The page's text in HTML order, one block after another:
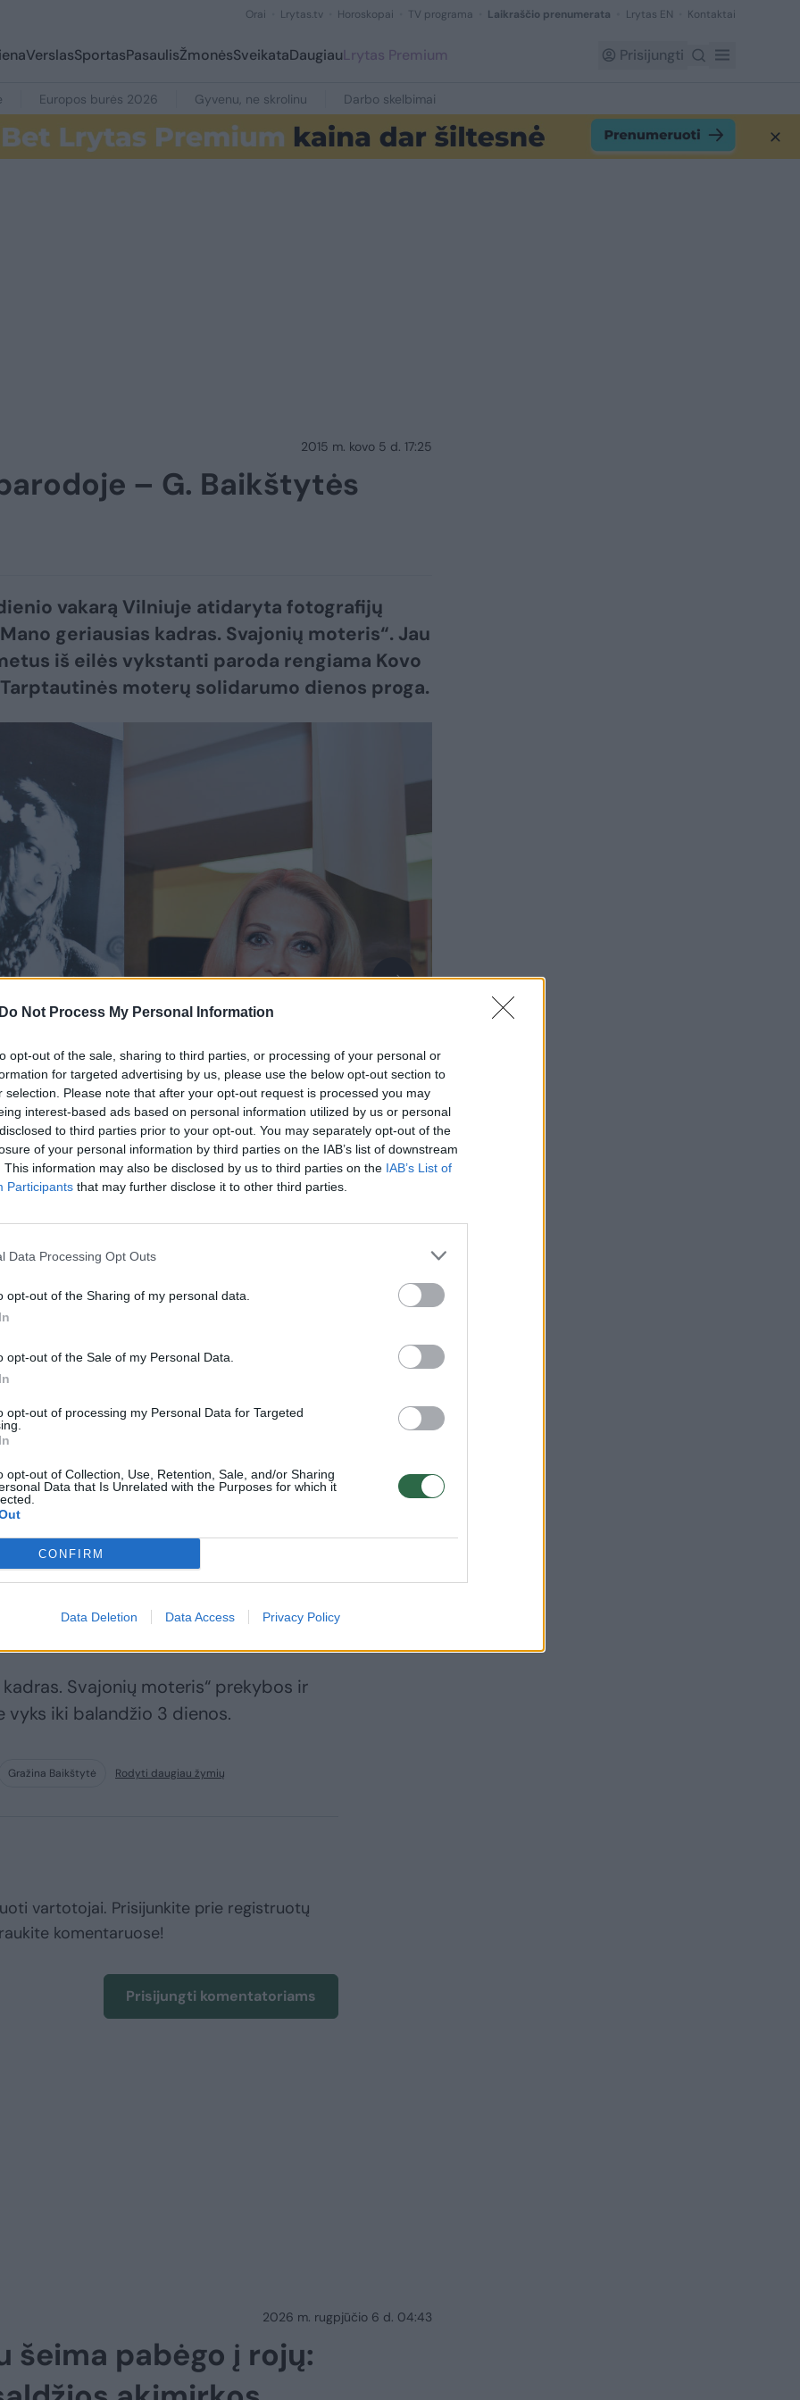
Do Not Process My Personal Information
opt-out of the sale, sharing to third parties, or processing of your personal or
for targeted advertising by us, please use the below opt-out section to
selection. Please note that after your opt-out request is processed you may
interest-based ads based on personal information utilized by us or personal
to third parties prior to your opt-out. You may separately opt-out of the
of your personal information by third parties on the IAB’s list of downstream
This information may also be disclosed by us to third parties on the IAB’s List of
Participants that may further disclose it to other third parties.
Data Processing Opt Outs
opt-out of the Sharing of my personal data.
opt-out of the Sale of my Personal Data.
opt-out of processing my Personal Data for Targeted
opt-out of Collection, Use, Retention, Sale, and/or Sharing
Data that Is Unrelated with the Purposes for which it
CONFIRM
Data Deletion Data Access Privacy Policy
Orai Lrytas.tv Horoskopai TV programa Laikraščio prenumerata Lrytas EN Kontaktai
VerslasSportasPasaulisŽmonėsSveikataDaugiauLrytas Premium Prisijungti
Europos burės 2026 Gyvenu, ne skrolinu Darbo skelbimai
2015 m. kovo 5 d. 17:25
– G. Baikštytės
vakarą Vilniuje atidaryta fotografijų
geriausias kadras. Svajonių moteris“. Jau
iš eilės vykstanti paroda rengiama Kovo
moterų solidarumo dienos proga.
Daugiau nuotraukų (1)
trisdešimt garsių meno, verslo,
– Arūnas Valinskas, Rolandas
Vytautas Rumšas, Gytis
Mikutėnas, Marius Jonutis,
Giedrius Masalskis ir kiti.
Mikutėno mūza – gražuolė
Parodai A.Mikutėnas surado 1976
darytą Gražinos, pasipuošusios
pamenu, buvo labai gražus ir šiltas
ir mano mūza – tiesiog tobulybė“, –
Svajonių moteris“ prekybos ir
vyks iki balandžio 3 dienos.
Gražina Baikštytė Rodyti daugiau žymių
vartotojai. Prisijunkite prie registruotų
komentaruose!
Prisijungti komentatoriams
2026 m. rugpjūčio 6 d. 04:43
šeima pabėgo į rojų: